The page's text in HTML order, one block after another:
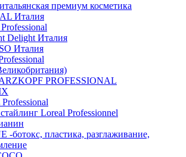
премиум косметика
Италия
Delight Италия
Италия
PROFESSIONAL
Loreal Professionnel
-ботокс, пластика, разглаживание,